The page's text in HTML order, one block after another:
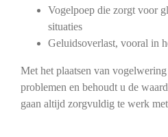
Vogelpoep die zorgt voor
situaties
Geluidsoverlast, vooral in
Met het plaatsen van
problemen en behoudt u de
gaan altijd zorgvuldig te werk